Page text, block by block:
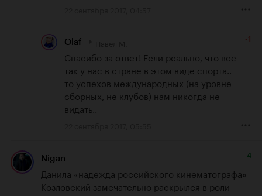
Olaf -1
Спасибо за ответ! Если реально, что все
так у нас в стране в этом виде спорта..
то успехов международных (на уровне
сборных, не клубов) нам никогда не
видать..
Nigan 4
Данила «надежда российского кинематографа»
Козловский замечательно раскрылся в роли